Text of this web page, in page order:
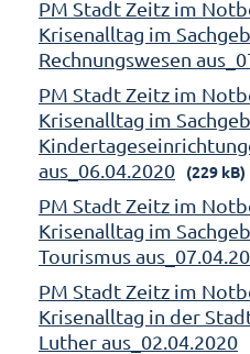
PM Stadt Zeitz im
Krisenalltag im
Rechnungswesen
PM Stadt Zeitz im
Krisenalltag im
aus_06.04.2020
(229 kB)
PM Stadt Zeitz im
Krisenalltag im
Tourismus
PM Stadt Zeitz im
Krisenalltag in der
Luther aus_02.04.2020